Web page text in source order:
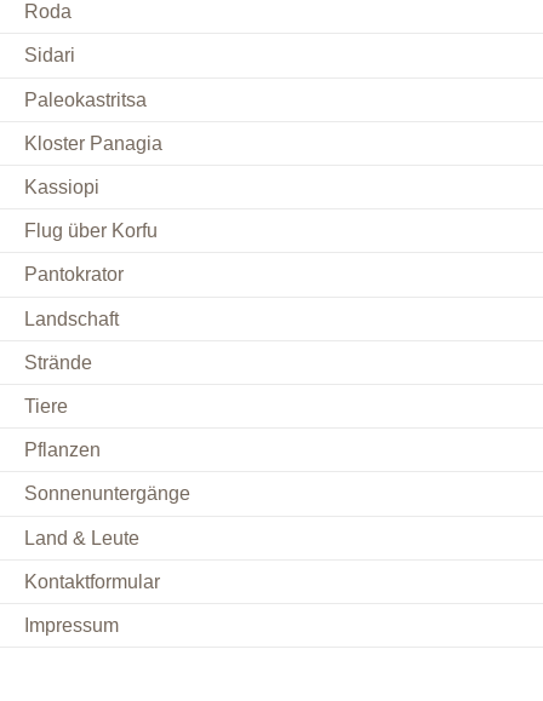
Roda
Sidari
Paleokastritsa
Kloster Panagia
Kassiopi
Flug über Korfu
Pantokrator
Landschaft
Strände
Tiere
Pflanzen
Sonnenuntergänge
Land & Leute
Kontaktformular
Impressum